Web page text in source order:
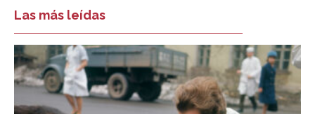
Las más leídas